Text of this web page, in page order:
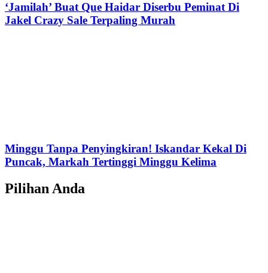
‘Jamilah’ Buat Que Haidar Diserbu Peminat Di
Jakel Crazy Sale Terpaling Murah
Minggu Tanpa Penyingkiran! Iskandar Kekal Di
Puncak, Markah Tertinggi Minggu Kelima
Pilihan Anda